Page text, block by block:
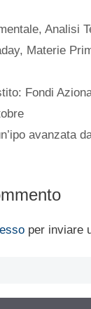
,Analisi
, Materie
Fondi
avanzata
per inviare